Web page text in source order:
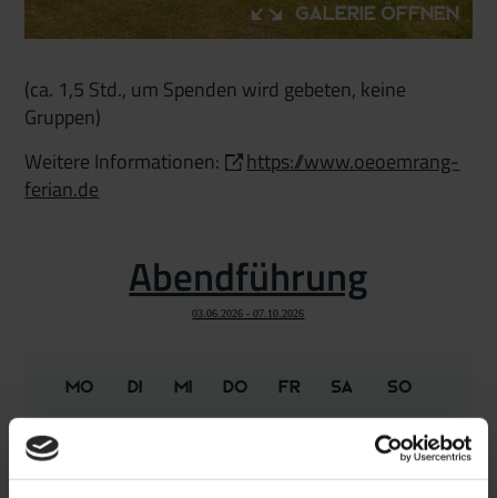
Galerie öffnen
(ca. 1,5 Std., um Spenden wird gebeten, keine
Gruppen)
Weitere Informationen:
https://www.oeoemrang-
ferian.de
Abendführung
03.06.2026 - 07.10.2026
Mo Di Mi Do Fr Sa So
2
3
4 5 6 7 8
9